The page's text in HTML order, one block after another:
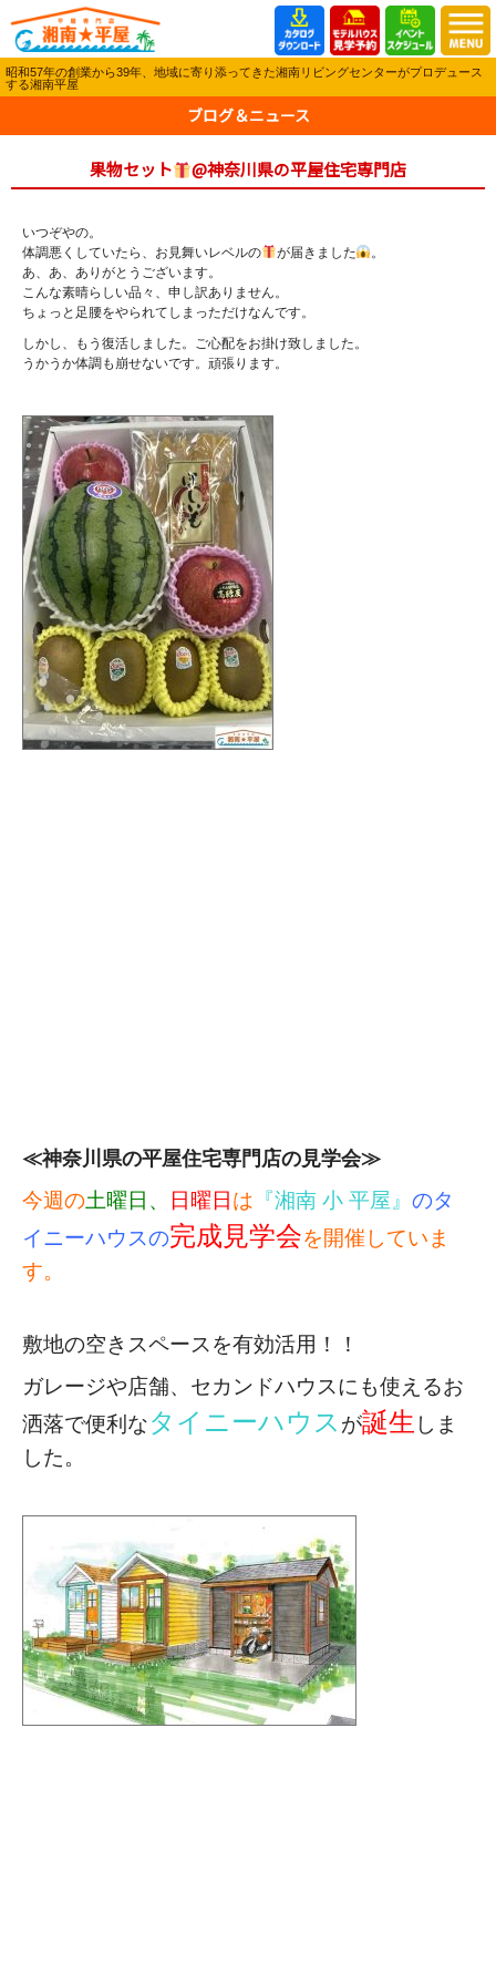
昭和57年の創業から39年、地域に寄り添ってきた湘南リビングセンターがプロデュース
する湘南平屋
ブログ＆ニュース
果物セット @神奈川県の平屋住宅専門店
いつぞやの。
体調悪くしていたら、お見舞いレベルの
が届きました
。
あ、あ、ありがとうございます。
こんな素晴らしい品々、申し訳ありません。
ちょっと足腰をやられてしまっただけなんです。
しかし、もう復活しました。ご心配をお掛け致しました。
うかうか体調も崩せないです。頑張ります。
≪神奈川県の平屋住宅専門店の見学会≫
今週の土曜日、 日曜日 は 『湘南 小 平屋』 のタ
イニーハウスの完成見学会を開催していま
す。
敷地の空きスペースを有効活用！！
ガレージや店舗、セカンドハウスにも使えるお
洒落で便利なタイニーハウス が誕生 しま
した。